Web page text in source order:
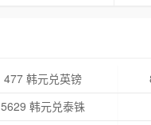
477 韩元兑英镑
5629 韩元兑泰铢